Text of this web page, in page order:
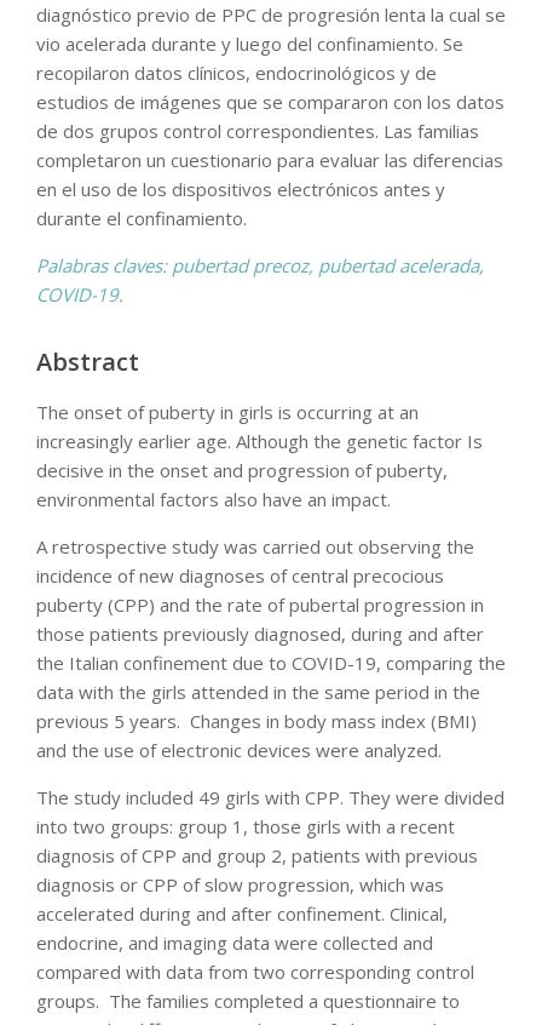
diagnóstico previo de PPC de progresión lenta la cual se
vio acelerada durante y luego del confinamiento. Se
recopilaron datos clínicos, endocrinológicos y de
estudios de imágenes que se compararon con los datos
de dos grupos control correspondientes. Las familias
completaron un cuestionario para evaluar las diferencias
en el uso de los dispositivos electrónicos antes y
durante el confinamiento.
Palabras claves: pubertad precoz, pubertad acelerada,
COVID-19.
Abstract
The onset of puberty in girls is occurring at an
increasingly earlier age. Although the genetic factor Is
decisive in the onset and progression of puberty,
environmental factors also have an impact.
A retrospective study was carried out observing the
incidence of new diagnoses of central precocious
puberty (CPP) and the rate of pubertal progression in
those patients previously diagnosed, during and after
the Italian confinement due to COVID-19, comparing the
data with the girls attended in the same period in the
previous 5 years. Changes in body mass index (BMI)
and the use of electronic devices were analyzed.
The study included 49 girls with CPP. They were divided
into two groups: group 1, those girls with a recent
diagnosis of CPP and group 2, patients with previous
diagnosis or CPP of slow progression, which was
accelerated during and after confinement. Clinical,
endocrine, and imaging data were collected and
compared with data from two corresponding control
groups. The families completed a questionnaire to